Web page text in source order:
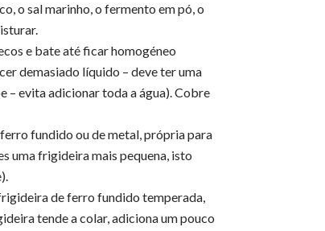
o sal marinho, o fermento em pó, o
e bate até ficar homogéneo
demasiado líquido – deve ter uma
– evita adicionar toda a água). Cobre
fundido ou de metal, própria para
uma frigideira mais pequena, isto
de ferro fundido temperada,
tende a colar, adiciona um pouco